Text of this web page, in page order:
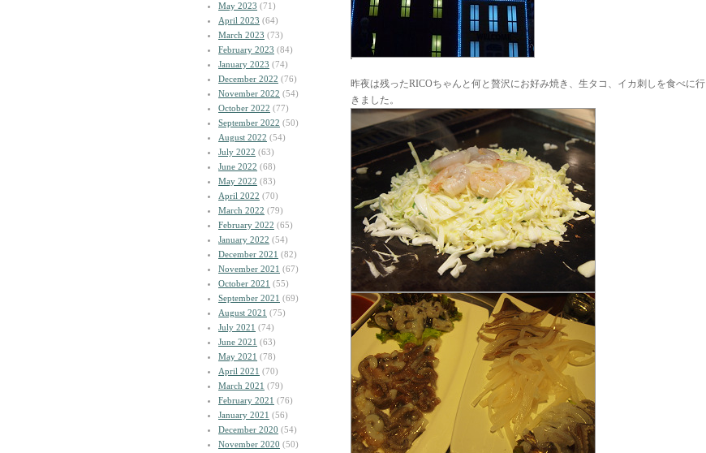
May 2023 (71)
April 2023 (64)
March 2023 (73)
February 2023 (84)
January 2023 (74)
December 2022 (76)
November 2022 (54)
October 2022 (77)
September 2022 (50)
August 2022 (54)
July 2022 (63)
June 2022 (68)
May 2022 (83)
April 2022 (70)
March 2022 (79)
February 2022 (65)
January 2022 (54)
December 2021 (82)
November 2021 (67)
October 2021 (55)
September 2021 (69)
August 2021 (75)
July 2021 (74)
June 2021 (63)
May 2021 (78)
April 2021 (70)
March 2021 (79)
February 2021 (76)
January 2021 (56)
December 2020 (54)
November 2020 (50)
昨夜は残ったRICOちゃんと何と贅沢にお好み焼き、生タコ、イカ刺しを食べに行
きました。